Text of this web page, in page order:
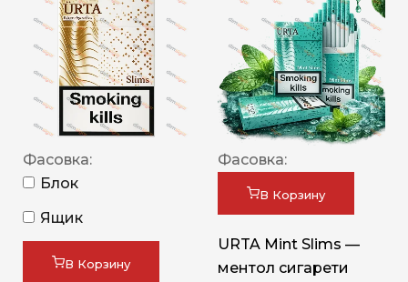
Фасовка:
Блок
Ящик
В Корзину
Фасовка:
В Корзину
URTA Mint Slims —
ментол сигарети